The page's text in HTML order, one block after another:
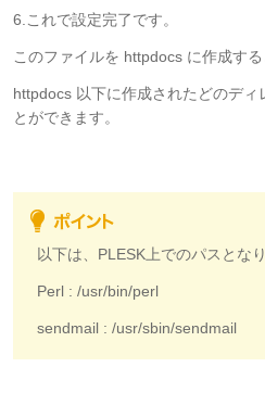
6.これで設定完了です。
このファイルを httpdocs に作成する
httpdocs 以下に作成されたどのディ
とができます。
以下は、PLESK上でのパスとなり
Perl : /usr/bin/perl
sendmail : /usr/sbin/sendmail